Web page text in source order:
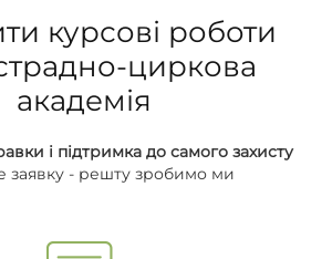
курсові роботи
циркова
академія
і підтримка до самого захисту
заявку - решту зробимо ми